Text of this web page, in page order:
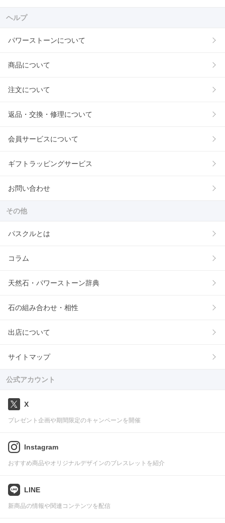
ヘルプ
パワーストーンについて
商品について
注文について
返品・交換・修理について
会員サービスについて
ギフトラッピングサービス
お問い合わせ
その他
パスクルとは
コラム
天然石・パワーストーン辞典
石の組み合わせ・相性
出店について
サイトマップ
公式アカウント
X
プレゼント企画や期間限定のキャンペーンを開催
Instagram
おすすめ商品やオリジナルデザインのブレスレットを紹介
LINE
新商品の情報や関連コンテンツを配信